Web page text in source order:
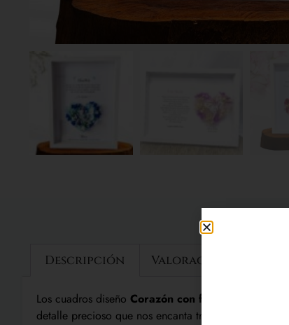
Descripción Valoraciones (0)
Los cuadros diseño Corazón con flores preservadas
detalle precioso que nos encanta trabajar y que